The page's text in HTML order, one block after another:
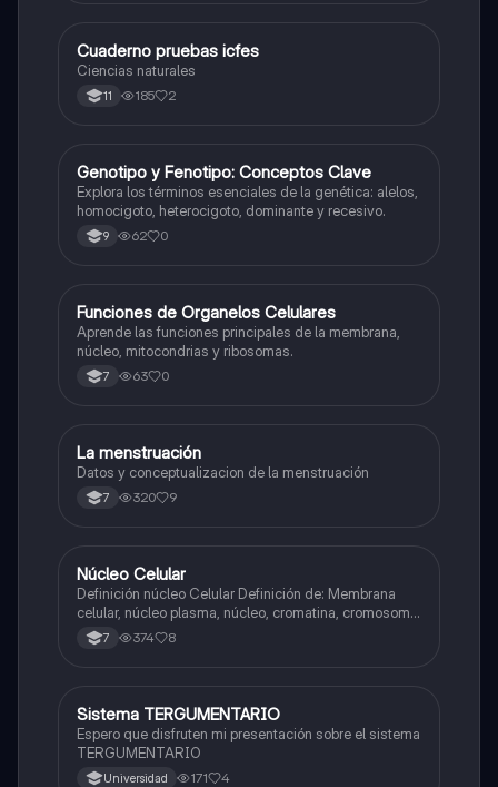
Biologia
Cuaderno pruebas icfes
Ciencias naturales
11 185 2
GBiologia
Genotipo y Fenotipo: Conceptos Clave
Explora los términos esenciales de la genética: alelos,
homocigoto, heterocigoto, dominante y recesivo.
9 62 0
FBiologia
Funciones de Organelos Celulares
Aprende las funciones principales de la membrana,
núcleo, mitocondrias y ribosomas.
7 63 0
Biologia
La menstruación
Datos y conceptualizacion de la menstruación
7 320 9
Biologia
Núcleo Celular
Definición núcleo Celular Definición de: Membrana
celular, núcleo plasma, núcleo, cromatina, cromosoma
Interfase Fases de la interfase
7 374 8
Biologia
Sistema TERGUMENTARIO
Espero que disfruten mi presentación sobre el sistema
TERGUMENTARIO
Universidad 171 4